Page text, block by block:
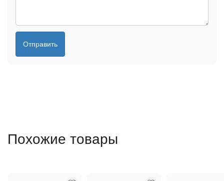
Отправить
Похожие товары